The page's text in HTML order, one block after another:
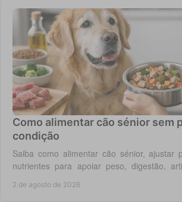
Como alimentar cão sénior sem
condição
Saiba como alimentar cão sénior, ajustar
nutrientes para apoiar peso, digestão,
2 de agosto de 2026